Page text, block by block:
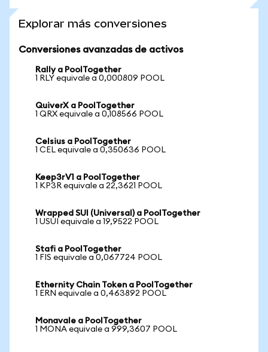
Explorar más conversiones
Conversiones avanzadas de activos
Rally a PoolTogether
1 RLY equivale a 0,000809 POOL
QuiverX a PoolTogether
1 QRX equivale a 0,108566 POOL
Celsius a PoolTogether
1 CEL equivale a 0,350636 POOL
Keep3rV1 a PoolTogether
1 KP3R equivale a 22,3621 POOL
Wrapped SUI (Universal) a PoolTogether
1 USUI equivale a 19,9522 POOL
Stafi a PoolTogether
1 FIS equivale a 0,067724 POOL
Ethernity Chain Token a PoolTogether
1 ERN equivale a 0,463892 POOL
Monavale a PoolTogether
1 MONA equivale a 999,3607 POOL